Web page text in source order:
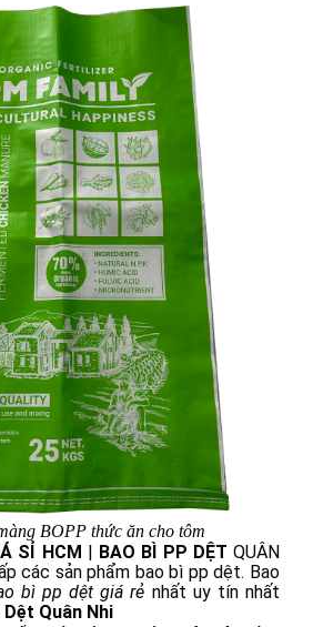
BOPP thức ăn cho tôm
SỈ HCM | BAO BÌ PP DỆT QUÂN
các sản phẩm bao bì pp dệt. Bao
bì pp dệt giá rẻ nhất uy tín nhất
Dệt Quân Nhi